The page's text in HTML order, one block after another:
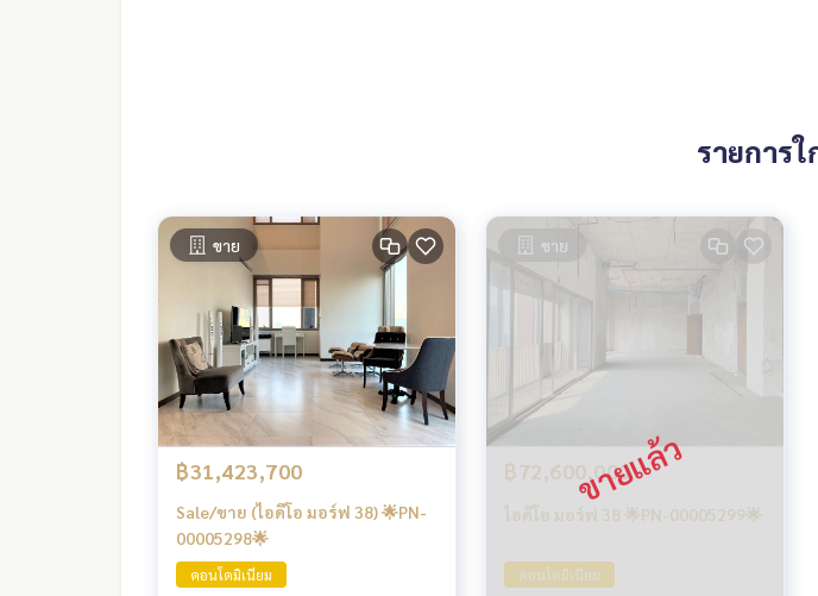
รายการใ
ขาย
฿31,423,700
Sale/ขาย (ไอดีโอ มอร์ฟ 38) 🌟PN-
00005298🌟
คอนโดมิเนียม
ขาย
฿72,600,000
ไอดีโอ มอร์ฟ 38 🌟PN-00005299🌟
คอนโดมิเนียม